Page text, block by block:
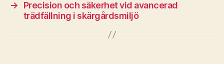
→
Precision och säkerhet vid avancerad
trädfällning i skärgårdsmiljö